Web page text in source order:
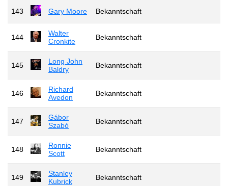
143 Gary Moore Bekanntschaft
144
Walter
Cronkite
Bekanntschaft
145
Long John
Baldry
Bekanntschaft
146
Richard
Avedon
Bekanntschaft
147
Gábor
Szabó
Bekanntschaft
148
Ronnie
Scott
Bekanntschaft
149
Stanley
Kubrick
Bekanntschaft